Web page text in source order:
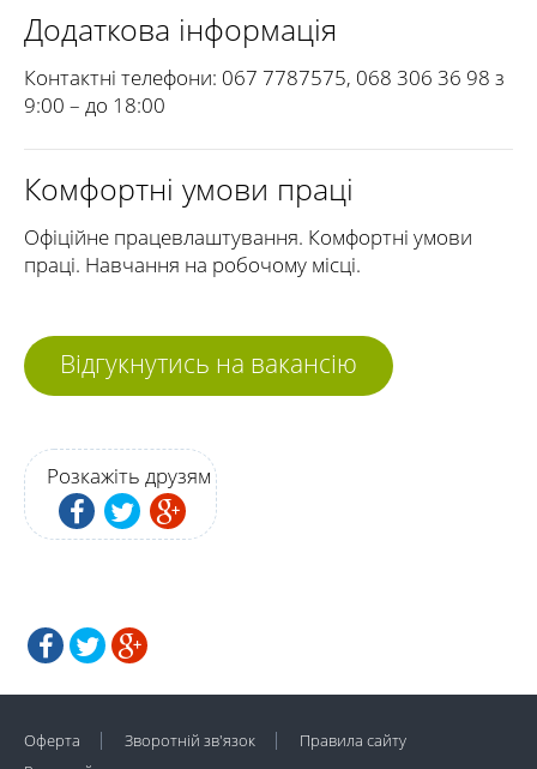
Додаткова інформація
Контактні телефони: 067 7787575, 068 306 36 98 з
9:00 – до 18:00
Комфортні умови праці
Офіційне працевлаштування. Комфортні умови
праці. Навчання на робочому місці.
Відгукнутись на вакансію
Розкажіть друзям
Оферта Зворотній зв'язок
Правила сайту